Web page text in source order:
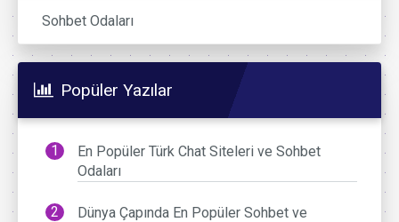
Sohbet Odaları
Popüler Yazılar
En Popüler Türk Chat Siteleri ve Sohbet
Odaları
Dünya Çapında En Popüler Sohbet ve